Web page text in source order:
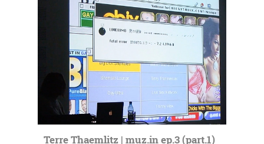
Terre Thaemlitz | muz.in ep.3 (part.1)